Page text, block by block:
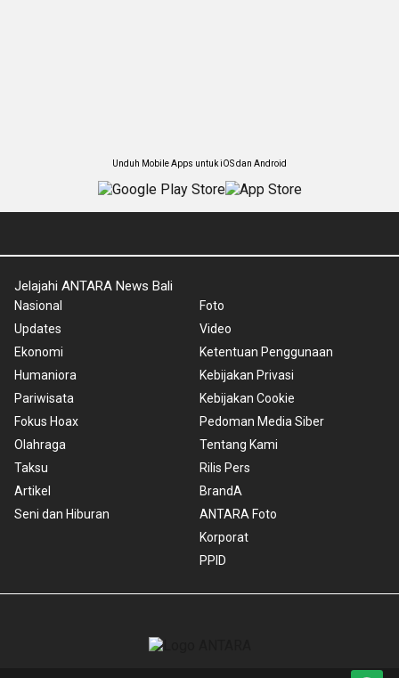
Unduh Mobile Apps untuk iOS dan Android
Jelajahi ANTARA News Bali
Nasional
Updates
Ekonomi
Humaniora
Pariwisata
Fokus Hoax
Olahraga
Taksu
Artikel
Seni dan Hiburan
Foto
Video
Ketentuan Penggunaan
Kebijakan Privasi
Kebijakan Cookie
Pedoman Media Siber
Tentang Kami
Rilis Pers
BrandA
ANTARA Foto
Korporat
PPID